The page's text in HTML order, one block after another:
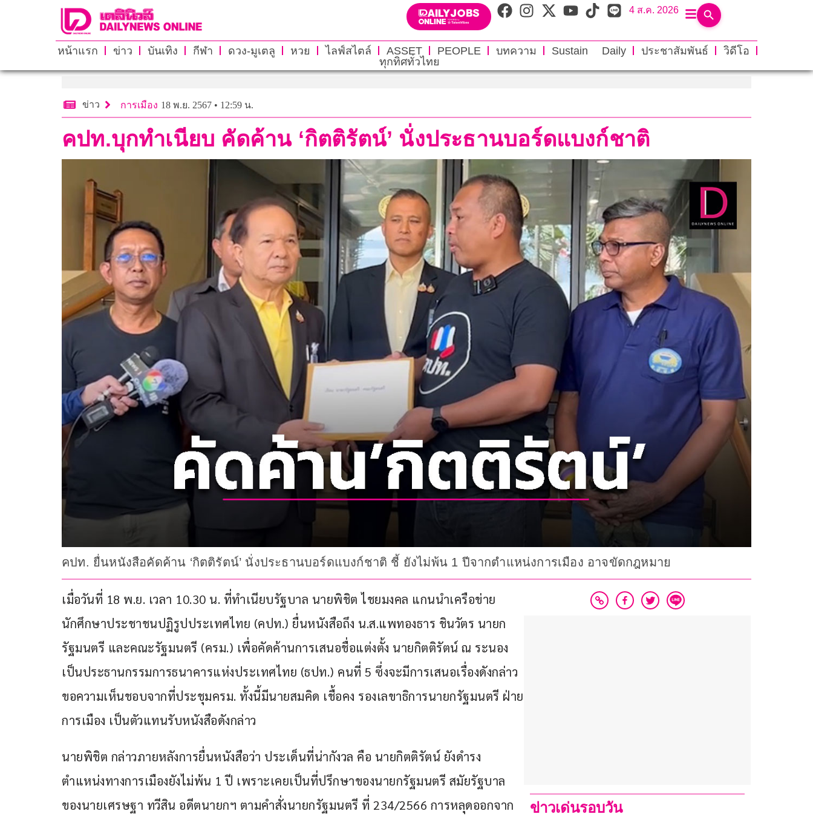
4 ส.ค. 2026
หน้าแรก ข่าว บันเทิง กีฬา ดวง-มูเตลู หวย ไลฟ์สไตล์ ASSET PEOPLE บทความ Sustain Daily ประชาสัมพันธ์
วิดีโอ
ทุกทิศทั่วไทย
ข่าว การเมือง 18 พ.ย. 2567 • 12:59 น.
คปท.บุกทำเนียบ คัดค้าน ‘กิตติรัตน์’ นั่งประธานบอร์ดแบงก์ชาติ
คปท. ยื่นหนังสือคัดค้าน ‘กิตติรัตน์’ นั่งประธานบอร์ดแบงก์ชาติ ชี้ ยังไม่พ้น 1 ปีจากตำแหน่งการเมือง อาจขัดกฎหมาย
เมื่อวันที่ 18 พ.ย. เวลา 10.30 น. ที่ทำเนียบรัฐบาล นายพิชิต ไชยมงคล แกนนำเครือข่าย
นักศึกษาประชาชนปฏิรูปประเทศไทย (คปท.) ยื่นหนังสือถึง น.ส.แพทองธาร ชินวัตร นายก
รัฐมนตรี และคณะรัฐมนตรี (ครม.) เพื่อคัดค้านการเสนอชื่อแต่งตั้ง นายกิตติรัตน์ ณ ระนอง
เป็นประธานกรรมการธนาคารแห่งประเทศไทย (ธปท.) คนที่ 5 ซึ่งจะมีการเสนอเรื่องดังกล่าว
ขอความเห็นชอบจากที่ประชุมครม. ทั้งนี้มีนายสมคิด เชื้อคง รองเลขาธิการนายกรัฐมนตรี ฝ่าย
การเมือง เป็นตัวแทนรับหนังสือดังกล่าว
นายพิชิต กล่าวภายหลังการยื่นหนังสือว่า ประเด็นที่น่ากังวล คือ นายกิตติรัตน์ ยังดำรง
ตำแหน่งทางการเมืองยังไม่พ้น 1 ปี เพราะเคยเป็นที่ปรึกษาของนายกรัฐมนตรี สมัยรัฐบาล
ของนายเศรษฐา ทวีสิน อดีตนายกฯ ตามคำสั่งนายกรัฐมนตรี ที่ 234/2566 การหลุดออกจาก
ข่าวเด่นรอบวัน